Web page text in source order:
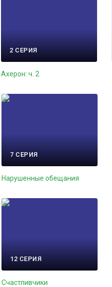
2 СЕРИЯ
Ахерон: ч. 2
7 СЕРИЯ
Нарушенные обещания
12 СЕРИЯ
Счастливчики